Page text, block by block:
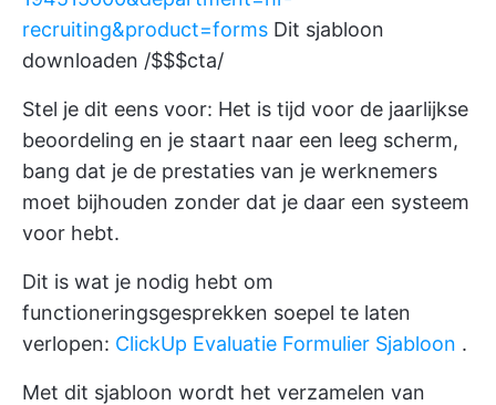
recruiting&product=forms Dit sjabloon
downloaden /$$$cta/
Stel je dit eens voor: Het is tijd voor de jaarlijkse
beoordeling en je staart naar een leeg scherm,
bang dat je de prestaties van je werknemers
moet bijhouden zonder dat je daar een systeem
voor hebt.
Dit is wat je nodig hebt om
functioneringsgesprekken soepel te laten
verlopen: ClickUp Evaluatie Formulier Sjabloon .
Met dit sjabloon wordt het verzamelen van